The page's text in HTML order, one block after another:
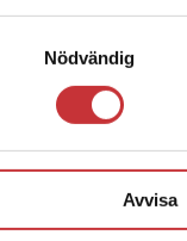
Nödvändig
Avvisa